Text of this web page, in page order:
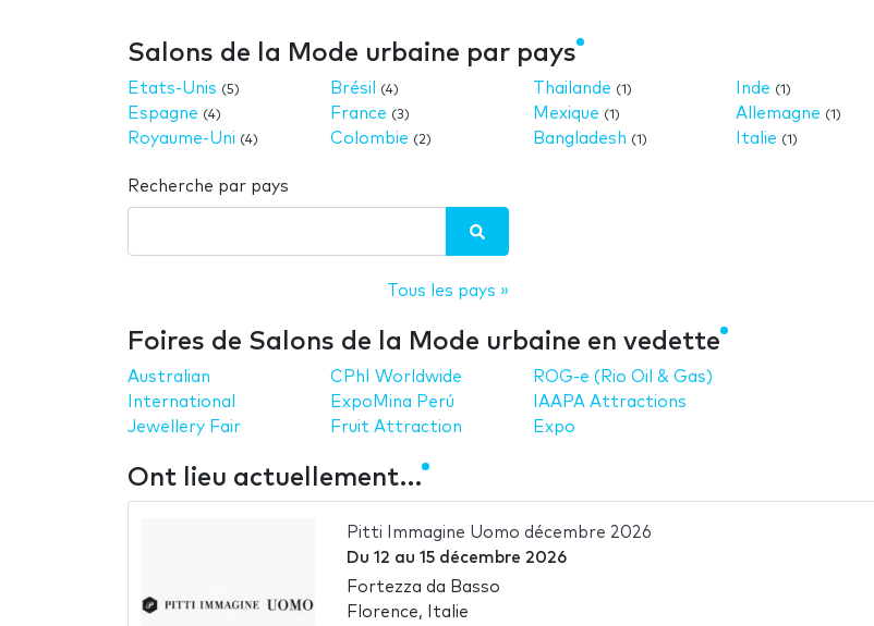
Salons de la Mode urbaine par pays
Etats-Unis (5)
Espagne (4)
Royaume-Uni (4)
Brésil (4)
France (3)
Colombie (2)
Thailande (1)
Mexique (1)
Bangladesh (1)
Inde (1)
Allemagne (1)
Italie (1)
Recherche par pays
Tous les pays »
Foires de Salons de la Mode urbaine en vedette
Australian
International
Jewellery Fair
CPhI Worldwide
ExpoMina Perú
Fruit Attraction
ROG-e (Rio Oil & Gas)
IAAPA Attractions
Expo
Ont lieu actuellement…
Pitti Immagine Uomo décembre 2026
Du 12 au 15 décembre 2026
Fortezza da Basso
Florence, Italie